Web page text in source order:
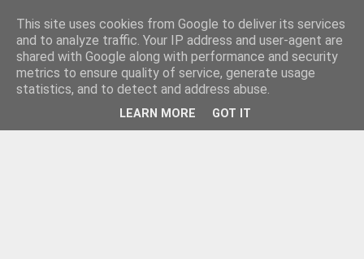
This site uses cookies from Google to deliver its services
and to analyze traffic. Your IP address and user-agent are
shared with Google along with performance and security
metrics to ensure quality of service, generate usage
statistics, and to detect and address abuse.
LEARN MORE GOT IT